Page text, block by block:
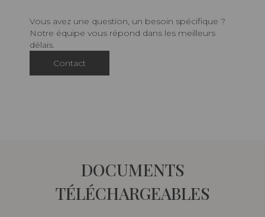
Vous avez une question, un besoin spécifique ?
Notre équipe vous répond dans les meilleurs
délais.
Contact
DOCUMENTS
TÉLÉCHARGEABLES